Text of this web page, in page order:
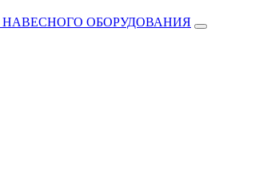
ОБОРУДОВАНИЯ